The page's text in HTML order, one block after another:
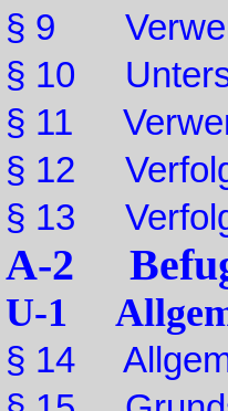
§ 9
§ 10
§ 11
§ 12
§ 13
A-2
U-1
§ 14